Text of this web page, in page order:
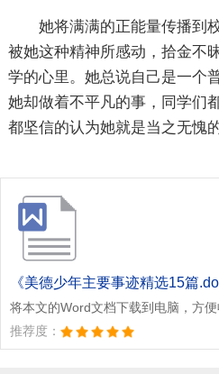
她将满满的正能量传播到
被她这种精神所感动，拾金不
学的心里。她总说自己是一个
她却做着不平凡的事，同学们
都坚信的认为她就是当之无愧
《美德少年主要事迹精选15篇
将本文的Word文档下载到电脑，方
推荐度：